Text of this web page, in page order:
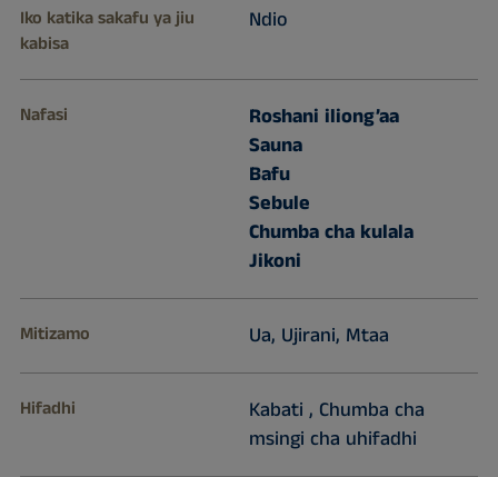
Iko katika sakafu ya jiu
kabisa
Ndio
Nafasi
Roshani iliong’aa
Sauna
Bafu
Sebule
Chumba cha kulala
Jikoni
Mitizamo Ua, Ujirani, Mtaa
Hifadhi
Kabati , Chumba cha
msingi cha uhifadhi